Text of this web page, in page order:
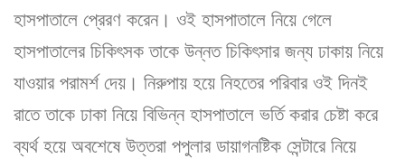
হাসপাতালে প্রেরণ করেন। ওই হাসপাতালে নিয়ে গেলে
হাসপাতালের চিকিৎসক তাকে উন্নত চিকিৎসার জন্য ঢাকায় নিয়ে
যাওয়ার পরামর্শ দেয়। নিরুপায় হয়ে নিহতের পরিবার ওই দিনই
রাতে তাকে ঢাকা নিয়ে বিভিন্ন হাসপাতালে ভর্তি করার চেষ্টা করে
ব্যর্থ হয়ে অবশেষে উত্তরা পপুলার ডায়াগনষ্টিক সেন্টারে নিয়ে